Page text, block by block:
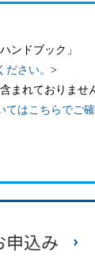
ンドブック」
さい。 >
まれておりませ
はこちらでご確